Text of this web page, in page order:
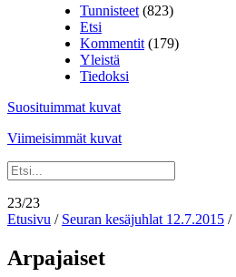
Tunnisteet (823)
Etsi
Kommentit (179)
Yleistä
Tiedoksi
Suosituimmat kuvat
Viimeisimmät kuvat
23/23
Etusivu / Seuran kesäjuhlat 12.7.2015 /
Arpajaiset